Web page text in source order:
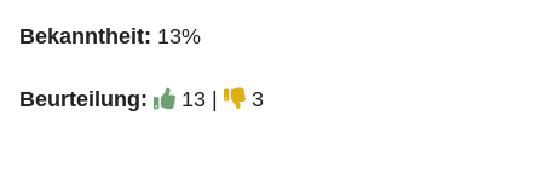
Bekanntheit: 13%
Beurteilung: 13 | 3